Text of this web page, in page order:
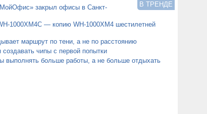
В ТРЕНДЕ
закрыл офисы в Санкт-
1000XM4C — копию WH-1000XM4 шестилетней
маршрут по тени, а не по расстоянию
чипы с первой попытки
выполнять больше работы, а не больше отдыхать